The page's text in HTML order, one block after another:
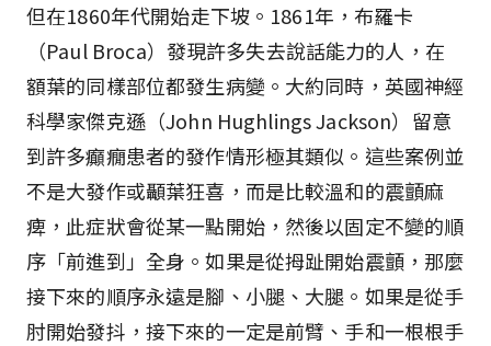
但在1860年代開始走下坡。1861年，布羅卡
（Paul Broca）發現許多失去說話能力的人，在
額葉的同樣部位都發生病變。大約同時，英國神經
科學家傑克遜（John Hughlings Jackson）留意
到許多癲癇患者的發作情形極其類似。這些案例並
不是大發作或顳葉狂喜，而是比較溫和的震顫麻
痺，此症狀會從某一點開始，然後以固定不變的順
序「前進到」全身。如果是從拇趾開始震顫，那麼
接下來的順序永遠是腳、小腿、大腿。如果是從手
肘開始發抖，接下來的一定是前臂、手和一根根手